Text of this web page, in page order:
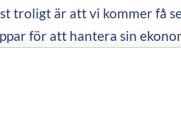
troligt är att vi kommer få
för att hantera sin